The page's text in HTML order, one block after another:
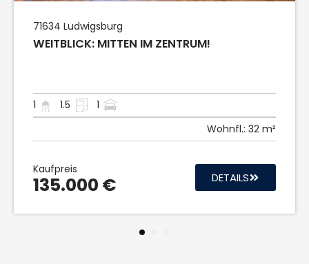
71634 Ludwigsburg
WEITBLICK: MITTEN IM ZENTRUM!
1 1.5
1
Wohnfl.: 32 m²
Kaufpreis
135.000 € DETAILS